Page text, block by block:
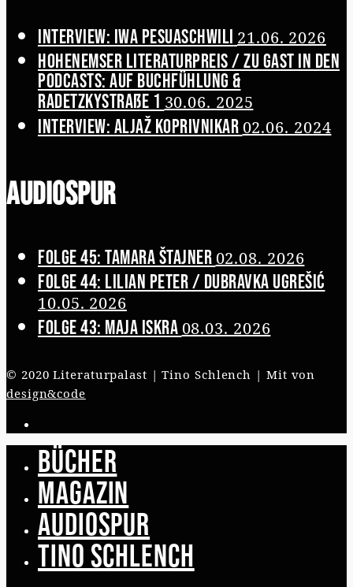
Interview: Iwa Pesuaschwili 21.06. 2026
Hohenemser Literaturpreis / Zu Gast in den
Podcasts: Auf Buchfühlung &
Radetzkystraße 1 30.06. 2025
Interview: Aljaž Koprivnikar 02.06. 2024
Audiospur
Folge 45: Tamara Štajner 02.08. 2026
Folge 44: Lilian Peter / Dubravka Ugrešić
10.05. 2026
Folge 43: Maja Iskra 08.03. 2026
© 2020 Literaturpalast | Tino Schlench | Mit von
design&code
Bücher
Magazin
Audiospur
Tino Schlench